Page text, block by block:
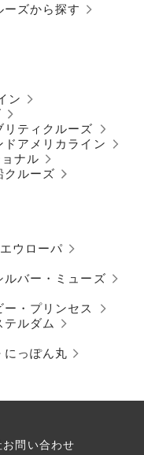
ーズから探す
ン
リティクルーズ
ドアメリカライン
ナル
クルーズ
ウローパ
ルバー・ミューズ
ー・プリンセス
テルダム
にっぽん丸
お問い合わせ